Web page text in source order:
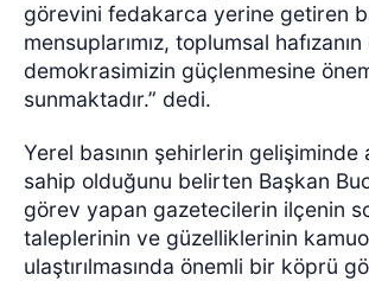
görevini fedakarca yerine getiren
mensuplarımız, toplumsal
demokrasimizin güçlenmesine
sunmaktadır.” dedi.
Yerel basının şehirlerin gelişiminde
sahip olduğunu belirten Başkan
görev yapan gazetecilerin ilçenin
taleplerinin ve güzelliklerinin
ulaştırılmasında önemli bir köprü